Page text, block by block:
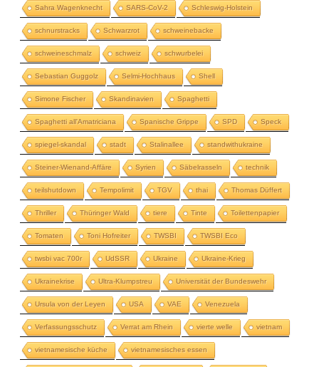
Sahra Wagenknecht SARS-CoV-2 Schleswig-Holstein
schnurstracks Schwarzrot schweinebacke
schweineschmalz schweiz schwurbelei
Sebastian Guggolz Selmi-Hochhaus Shell
Simone Fischer Skandinavien Spaghetti
Spaghetti all'Amatriciana Spanische Grippe SPD Speck
spiegel-skandal stadt Stalinallee standwithukraine
Steiner-Wienand-Affäre Syrien Säbelrasseln technik
teilshutdown Tempolimit TGV thai Thomas Düffert
Thriller Thüringer Wald tiere Tinte Toilettenpapier
Tomaten Toni Hofreiter TWSBI TWSBI Eco
twsbi vac 700r UdSSR Ukraine Ukraine-Krieg
Ukrainekrise Ultra-Klumpstreu Universität der Bundeswehr
Ursula von der Leyen USA VAE Venezuela
Verfassungsschutz Verrat am Rhein vierte welle vietnam
vietnamesische küche vietnamesisches essen